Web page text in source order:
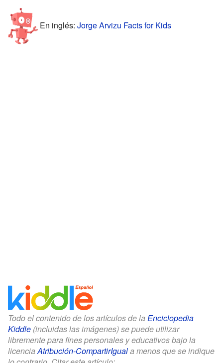
En inglés: Jorge Arvizu Facts for Kids
Todo el contenido de los artículos de la Enciclopedia
Kiddle (incluidas las imágenes) se puede utilizar
libremente para fines personales y educativos bajo la
licenciaAtribución-CompartirIguala menos que se indique